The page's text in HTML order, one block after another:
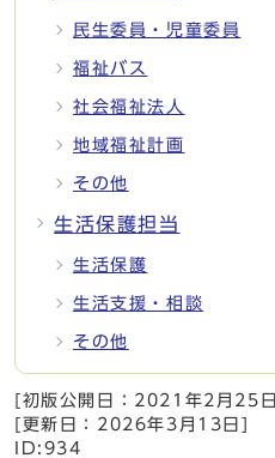
民生委員・児童委員
福祉バス
社会福祉法人
地域福祉計画
その他
生活保護担当
生活保護
生活支援・相談
その他
[初版公開日： 2021年2月25日
[更新日： 2026年3月13日
ID:934